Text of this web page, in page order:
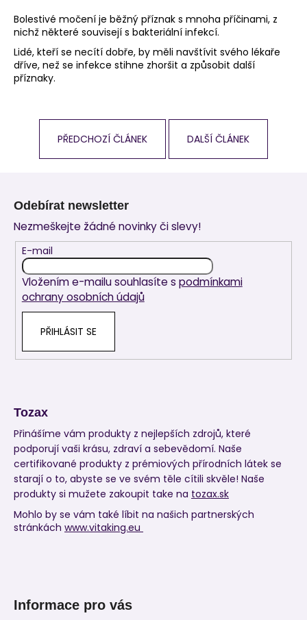
Bolestivé močení je běžný příznak s mnoha příčinami, z
nichž některé souvisejí s bakteriální infekcí.
Lidé, kteří se necítí dobře, by měli navštívit svého lékaře
dříve, než se infekce stihne zhoršit a způsobit další
příznaky.
PŘEDCHOZÍ ČLÁNEK DALŠÍ ČLÁNEK
Odebírat newsletter
Nezmeškejte žádné novinky či slevy!
E-mail
Vložením e-mailu souhlasíte s podmínkami
ochrany osobních údajů
PŘIHLÁSIT SE
Tozax
Přinášíme vám produkty z nejlepších zdrojů, které
podporují vaši krásu, zdraví a sebevědomí. Naše
certifikované produkty z prémiových přírodních látek se
starají o to, abyste se ve svém těle cítili skvěle! Naše
produkty si mužete zakoupit take na tozax.sk
Mohlo by se vám také líbit na našich partnerských
stránkách www.vitaking.eu
Informace pro vás